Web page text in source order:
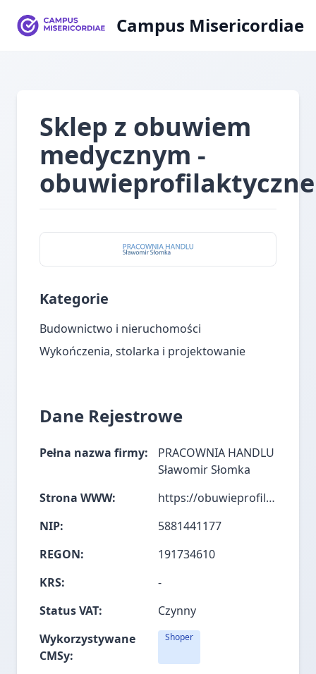
Campus Misericordiae
Sklep z obuwiem
medycznym -
Kategorie
Budownictwo i nieruchomości
Wykończenia, stolarka i projektowanie
Dane Rejestrowe
Pełna nazwa firmy:
PRACOWNIA HANDLU
Sławomir Słomka
Strona WWW:
https://obuwieprofilaktyczne.com/
NIP:
5881441177
REGON:
191734610
KRS:
-
Status VAT:
Czynny
Wykorzystywane
CMSy:
Shoper